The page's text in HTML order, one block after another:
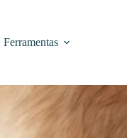
Ferramentas